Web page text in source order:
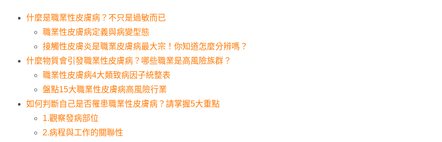
什麼是職業性皮膚病？不只是過敏而已
職業性皮膚病定義與病變型態
接觸性皮膚炎是職業皮膚病最大宗！你知道怎麼分辨嗎？
什麼物質會引發職業性皮膚病？哪些職業是高風險族群？
職業性皮膚病4大類致病因子統整表
盤點15大職業性皮膚病高風險行業
如何判斷自己是否罹患職業性皮膚病？請掌握5大重點
1.觀察發病部位
2.病程與工作的關聯性